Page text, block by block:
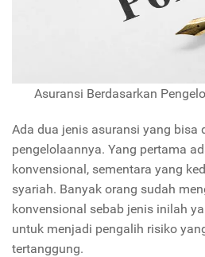
Asuransi Berdasarkan
Ada dua jenis asuransi yang bisa
pengelolaannya. Yang pertama
konvensional, sementara yang
syariah. Banyak orang sudah
konvensional sebab jenis inilah
untuk menjadi pengalih risiko
tertanggung.